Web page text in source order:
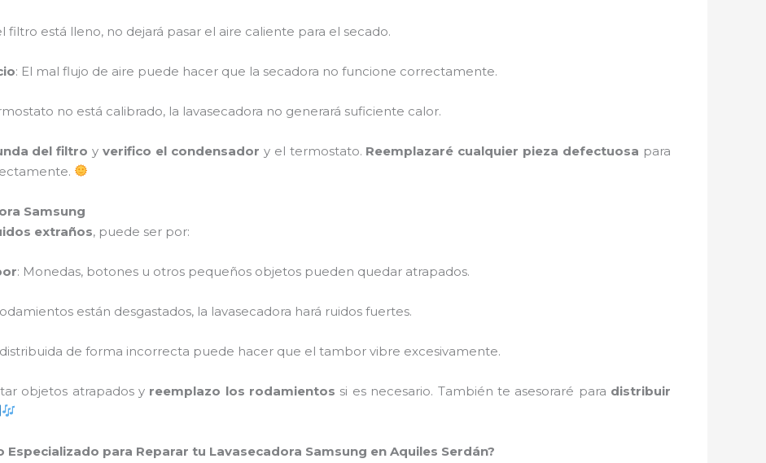
filtro está lleno, no dejará pasar el aire caliente para el secado.
: El mal flujo de aire puede hacer que la secadora no funcione correctamente.
no está calibrado, la lavasecadora no generará suficiente calor.
del filtro yverifico el condensador y el termostato. Reemplazaré cualquier pieza defectuosa para
Samsung
extraños, puede ser por:
: Monedas, botones u otros pequeños objetos pueden quedar atrapados.
están desgastados, la lavasecadora hará ruidos fuertes.
de forma incorrecta puede hacer que el tambor vibre excesivamente.
objetos atrapados y reemplazo los rodamientos si es necesario. También te asesoraré para distribuir
Especializado para Reparar tu Lavasecadora Samsung en Aquiles Serdán?